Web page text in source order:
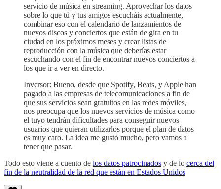
servicio de música en streaming. Aprovechar los datos
sobre lo que tú y tus amigos escucháis actualmente,
combinar eso con el calendario de lanzamientos de
nuevos discos y conciertos que están de gira en tu
ciudad en los próximos meses y crear listas de
reproducción con la música que deberías estar
escuchando con el fin de encontrar nuevos conciertos a
los que ir a ver en directo.
Inversor: Bueno, desde que Spotify, Beats, y Apple han
pagado a las empresas de telecomunicaciones a fin de
que sus servicios sean gratuitos en las redes móviles,
nos preocupa que los nuevos servicios de música como
el tuyo tendrán dificultades para conseguir nuevos
usuarios que quieran utilizarlos porque el plan de datos
es muy caro. La idea me gustó mucho, pero vamos a
tener que pasar.
Todo esto viene a cuento de los datos patrocinados y de lo cerca del
fin de la neutralidad de la red que están en Estados Unidos